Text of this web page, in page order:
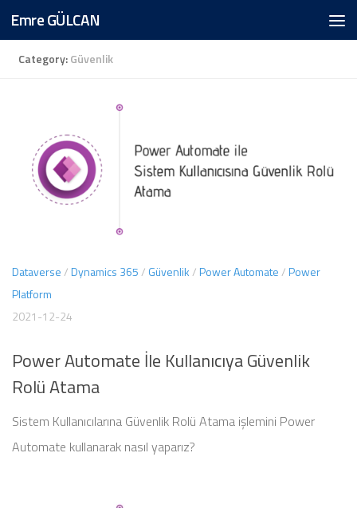
Skip to content
Emre GÜLCAN
Category:Güvenlik
Dataverse/Dynamics 365/ Güvenlik/Power Automate/Power
Platform
2021-12-24
Power Automate İle Kullanıcıya Güvenlik
Rolü Atama
Sistem Kullanıcılarına Güvenlik Rolü Atama işlemini Power
Automate kullanarak nasıl yaparız?